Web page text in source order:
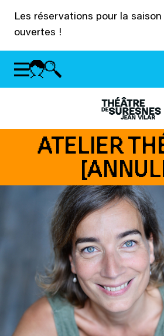
Les réservations pour la
ouvertes !
ATELIER